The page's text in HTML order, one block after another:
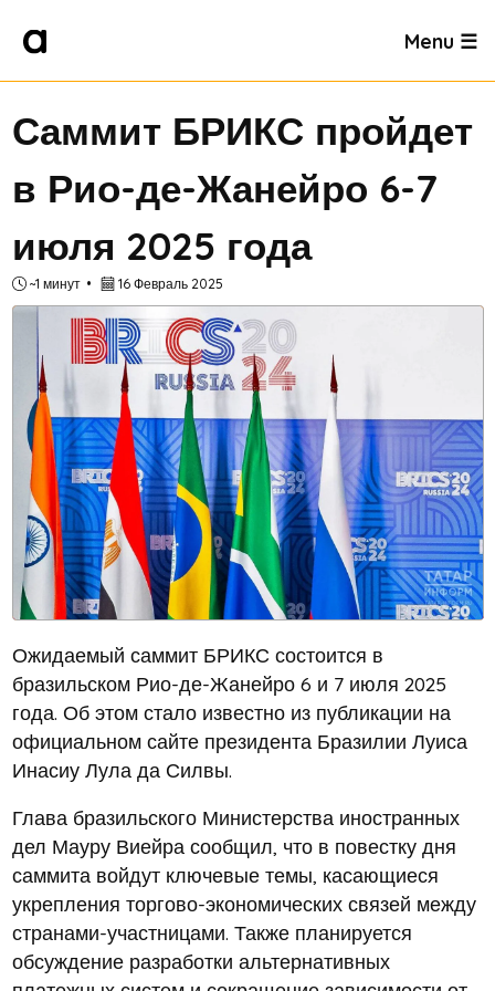
Menu ☰
Саммит БРИКС пройдет
в Рио-де-Жанейро 6-7
июля 2025 года
~1 минут 16 Февраль 2025
Ожидаемый саммит БРИКС состоится в
бразильском Рио-де-Жанейро 6 и 7 июля 2025
года. Об этом стало известно из публикации на
официальном сайте президента Бразилии Луиса
Инасиу Лула да Силвы.
Глава бразильского Министерства иностранных
дел Мауру Виейра сообщил, что в повестку дня
саммита войдут ключевые темы, касающиеся
укрепления торгово-экономических связей между
странами-участницами. Также планируется
обсуждение разработки альтернативных